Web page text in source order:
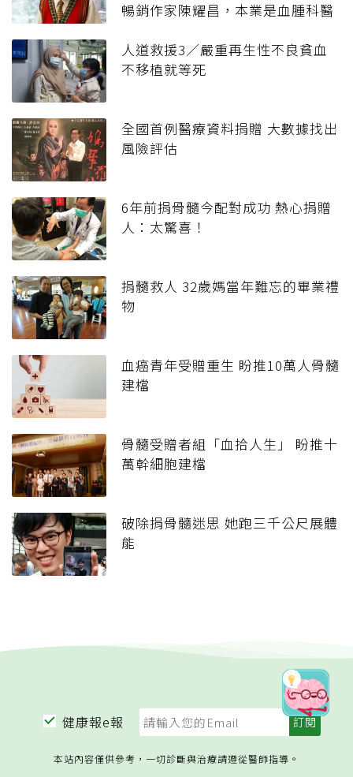
暢銷作家陳耀昌，本業是血腫科醫
人道救援3／嚴重再生性不良貧血
不移植就等死
全國首例醫療資料捐贈 大數據找出
風險評估
6年前捐骨髓今配對成功 熱心捐贈
人：太驚喜！
捐髓救人 32歲媽當年難忘的畢業禮
物
血癌青年受贈重生 盼推10萬人骨髓
建檔
骨髓受贈者組「血拾人生」 盼推十
萬幹細胞建檔
破除捐骨髓迷思 她跑三千公尺展體
能
健康報e報
本站內容僅供參考，一切診斷與治療請遵從醫師指導。